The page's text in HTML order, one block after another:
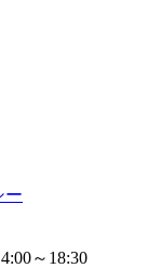
ー
～18:30